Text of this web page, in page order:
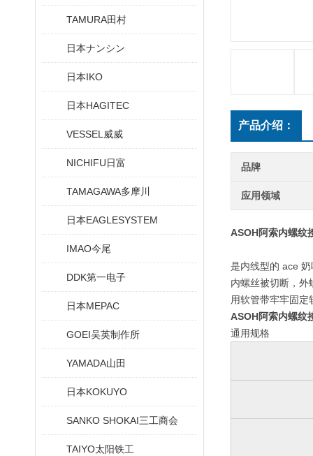
TAMURA田村
日本ナンシン
日本IKO
日本HAGITEC
VESSEL威威
NICHIFU日富
TAMAGAWA多摩川
日本EAGLESYSTEM
IMAO今尾
DDK第一电子
日本MEPAC
GOEI吴英制作所
YAMADA山田
日本KOKUYO
SANKO SHOKAI三工商会
TAIYO太阳铁工
产品介绍：
品牌
应用领域
ASOH阿索内螺纹
是内线型的 ace 奶
内螺丝被切断，外
用软管带牢牢固
ASOH阿索内螺纹
通用规格